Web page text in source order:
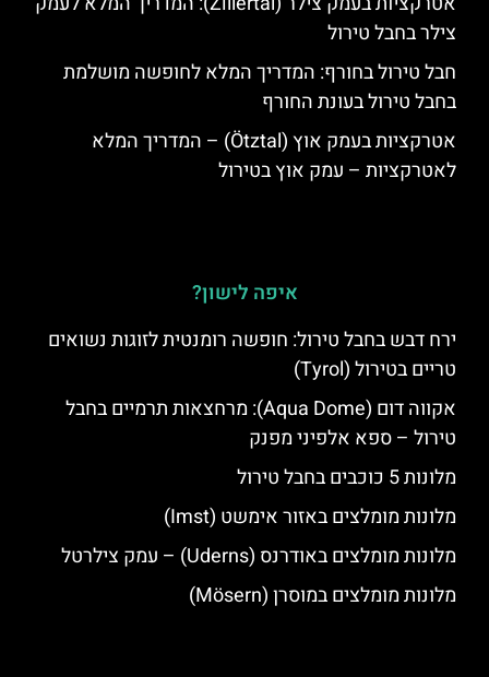
צילר בחבל טירול
חבל טירול בחורף: המדריך המלא לחופשה מושלמת
בחבל טירול בעונת החורף
אטרקציות בעמק אוץ (Ötztal) – המדריך המלא
לאטרקציות – עמק אוץ בטירול
איפה לישון?
ירח דבש בחבל טירול: חופשה רומנטית לזוגות נשואים
טריים בטירול (Tyrol)
אקווה דום (Aqua Dome): מרחצאות תרמיים בחבל
טירול – ספא אלפיני מפנק
מלונות 5 כוכבים בחבל טירול
מלונות מומלצים באזור אימשט (Imst)
מלונות מומלצים באודרנס (Uderns) – עמק צילרטל
מלונות מומלצים במוסרן (Mösern)